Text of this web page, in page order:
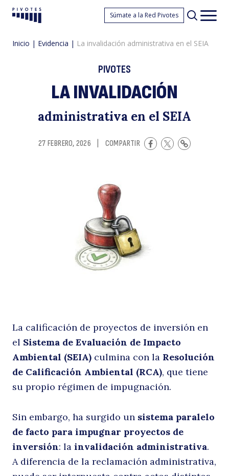
Pivotes Súmate a la Red Pivotes
Inicio | Evidencia | La invalidación administrativa en el SEIA
PIVOTES
LA INVALIDACIÓN
administrativa en el SEIA
27 FEBRERO, 2026 COMPARTIR
La calificación de proyectos de inversión en
el Sistema de Evaluación de Impacto
Ambiental (SEIA) culmina con la Resolución
de Calificación Ambiental (RCA), que tiene
su propio régimen de impugnación.
Sin embargo, ha surgido un sistema paralelo
de facto para impugnar proyectos de
inversión: la invalidación administrativa.
A diferencia de la reclamación administrativa,